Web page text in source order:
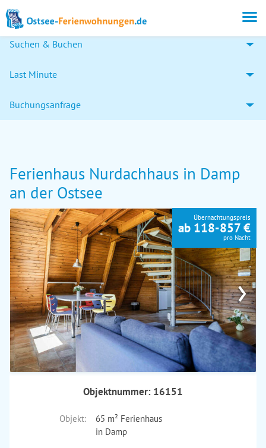
Suchen & Buchen
Last Minute
Buchungsanfrage
Ferienhaus Nurdachhaus in Damp
an der Ostsee
›
Übernachtungspreis
ab 118-857 €
pro Nacht
Objektnummer: 16151
Objekt:
65 m² Ferienhaus
in Damp